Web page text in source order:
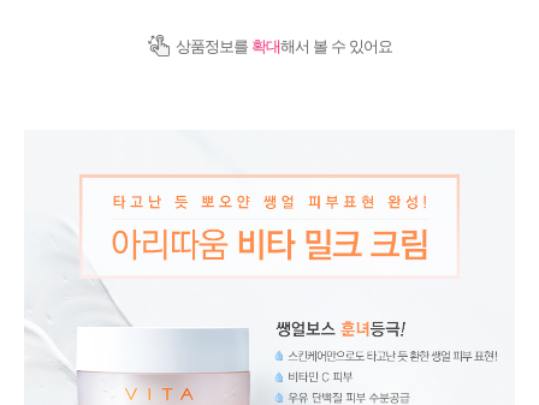
상품정보를 확대해서 볼 수 있어요